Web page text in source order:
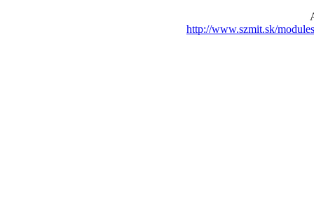
http://www.szmit.sk/